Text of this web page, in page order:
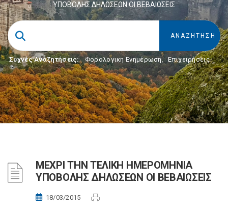
ΥΠΟΒΟΛΗΣ ΔΗΛΩΣΕΩΝ ΟΙ ΒΕΒΑΙΩΣΕΙΣ
Συχνές Αναζητήσεις: Φορολογικη Ενημέρωση, Επιχειρήσεις
ΜΕΧΡΙ ΤΗΝ ΤΕΛΙΚΗ ΗΜΕΡΟΜΗΝΙΑ
ΥΠΟΒΟΛΗΣ ΔΗΛΩΣΕΩΝ ΟΙ ΒΕΒΑΙΩΣΕΙΣ
18/03/2015